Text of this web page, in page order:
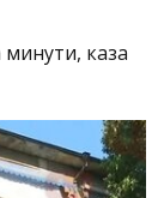
минути, каза